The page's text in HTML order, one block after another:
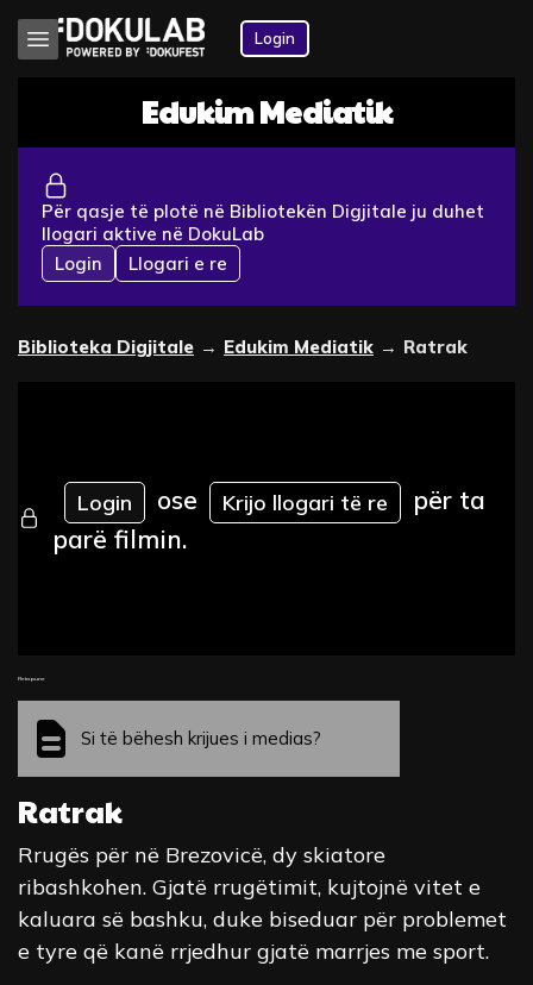
Login
Edukim Mediatik
Për qasje të plotë në Bibliotekën Digjitale ju duhet
llogari aktive në DokuLab
Login
Llogari e re
Biblioteka Digjitale → Edukim Mediatik → Ratrak
Login ose Krijo llogari të re
për ta
parë filmin.
Fleta pune
Si të bëhesh krijues i medias?
Ratrak
Rrugës për në Brezovicë, dy skiatore
ribashkohen. Gjatë rrugëtimit, kujtojnë vitet e
kaluara së bashku, duke biseduar për problemet
e tyre që kanë rrjedhur gjatë marrjes me sport.